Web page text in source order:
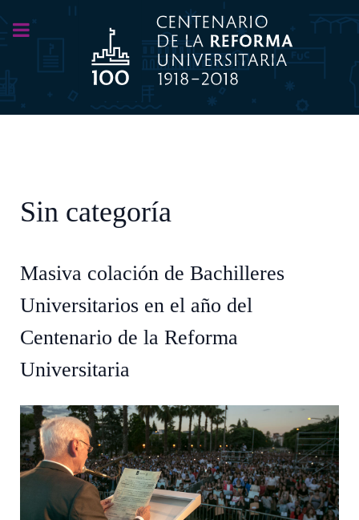
Sin categoría
Masiva colación de Bachilleres
Universitarios en el año del
Centenario de la Reforma
Universitaria